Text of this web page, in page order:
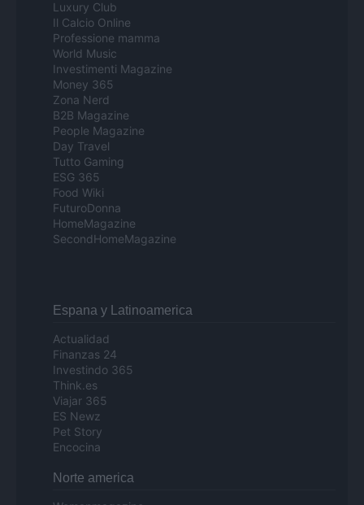
Luxury Club
Il Calcio Online
Professione mamma
World Music
Investimenti Magazine
Money 365
Zona Nerd
B2B Magazine
People Magazine
Day Travel
Tutto Gaming
ESG 365
Food Wiki
FuturoDonna
HomeMagazine
SecondHomeMagazine
Espana y Latinoamerica
Actualidad
Finanzas 24
Investindo 365
Think.es
Viajar 365
ES Newz
Pet Story
Encocina
Norte america